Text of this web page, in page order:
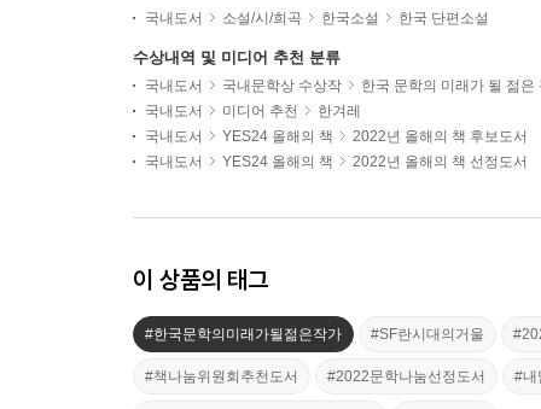
국내도서 소설/시/희곡 한국소설 한국 단편소설
수상내역 및 미디어 추천 분류
국내도서 국내문학상 수상작
한국 문학의 미래가 될 젊은
국내도서
미디어 추천
한겨레
국내도서
YES24 올해의 책
2022년 올해의 책 후보도서
국내도서
YES24 올해의 책 2022년 올해의 책 선정도서
이 상품의 태그
#한국문학의미래가될젊은작가 #SF란시대의거울
#책나눔위원회추천도서 #2022문학나눔선정도서 #내